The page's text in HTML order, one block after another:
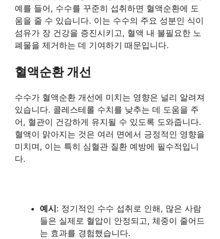
예를 들어, 수수를 꾸준히 섭취하면 혈액순환에 도
움을 줄 수 있습니다. 이는 수수의 주요 성분인 식이
섬유가 장 건강을 증진시키고, 혈액 내 불필요한 노
폐물을 제거하는 데 기여하기 때문입니다.
혈액순환 개선
수수가 혈액순환 개선에 미치는 영향은 널리 알려져
있습니다. 콜레스테롤 수치를 낮추는 데 도움을 주
어, 혈관이 건강하게 유지될 수 있도록 도와줍니다.
혈액이 맑아지는 것은 여러 면에서 긍정적인 영향을
미치며, 이는 특히 심혈관 질환 예방에 필수적입니
다.
예시 : 정기적인 수수 섭취로 인해, 많은 사람
들은 실제로 혈압이 안정되고, 체중이 줄어드
는 효과를 경험했습니다.